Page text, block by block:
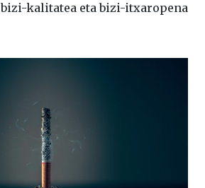
kalitatea eta bizi-itxaropena